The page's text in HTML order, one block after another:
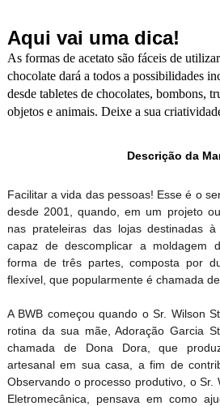
Aqui vai uma dica!
As formas de acetato são fáceis de
chocolate dará a todos a possibilidades
desde tabletes de chocolates, bombons,
objetos e animais. Deixe a sua
Descrição da
Facilitar a vida das pessoas! Esse é o
desde 2001, quando, em um projeto
nas prateleiras das lojas destinadas
capaz de descomplicar a moldagem
forma de três partes, composta por
flexível, que popularmente é chamada de
A BWB começou quando o Sr. Wilson
rotina da sua mãe, Adoração Garcia
chamada de Dona Dora, que
artesanal em sua casa, a fim de
Observando o processo produtivo, o Sr.
Eletromecânica, pensava em como